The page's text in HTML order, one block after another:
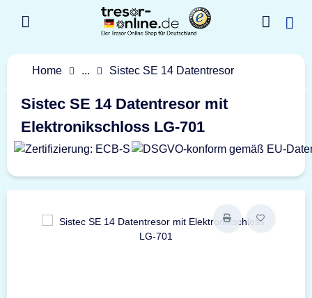
Home ... Sistec SE 14 Datentresor
Sistec SE 14 Datentresor mit
Elektronikschloss LG-701